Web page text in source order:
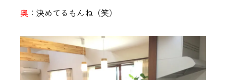
奥 ：決めてるもんね（笑）